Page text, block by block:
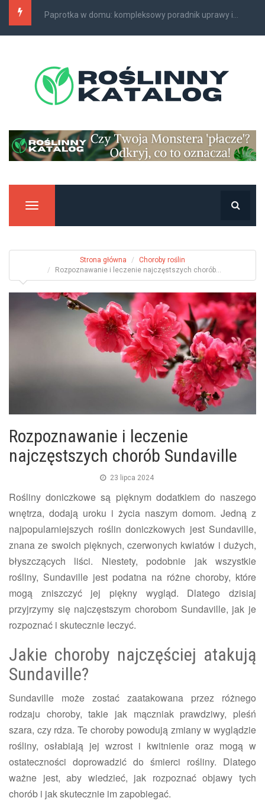
Paprotki domowe: jak rozpoznawać i leczyć ich...
Manu
Strona główna
Choroby roślin
Rozpoznawanie i leczenie najczęstszych chorób...
Rozpoznawanie i leczenie
najczęstszych chorób Sundaville
23 lipca 2024
Rośliny doniczkowe są pięknym dodatkiem do naszego
wnętrza, dodają uroku i życia naszym domom. Jedną z
najpopularniejszych roślin doniczkowych jest Sundaville,
znana ze swoich pięknych, czerwonych kwiatów i dużych,
błyszczących liści. Niestety, podobnie jak wszystkie
rośliny, Sundaville jest podatna na różne choroby, które
mogą zniszczyć jej piękny wygląd. Dlatego dzisiaj
przyjrzymy się najczęstszym chorobom Sundaville, jak je
rozpoznać i skutecznie leczyć.
Jakie choroby najczęściej atakują
Sundaville?
Sundaville może zostać zaatakowana przez różnego
rodzaju choroby, takie jak mączniak prawdziwy, pleśń
szara, czy rdza. Te choroby powodują zmiany w wyglądzie
rośliny, osłabiają jej wzrost i kwitnienie oraz mogą w
ostateczności doprowadzić do śmierci rośliny. Dlatego
ważne jest, aby wiedzieć, jak rozpoznać objawy tych
chorób i jak skutecznie im zapobiegać.